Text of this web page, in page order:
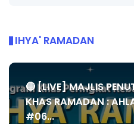
IHYA' RAMADAN
🔴 [LIVE] MAJLIS
KHAS RAMADAN :
#06...